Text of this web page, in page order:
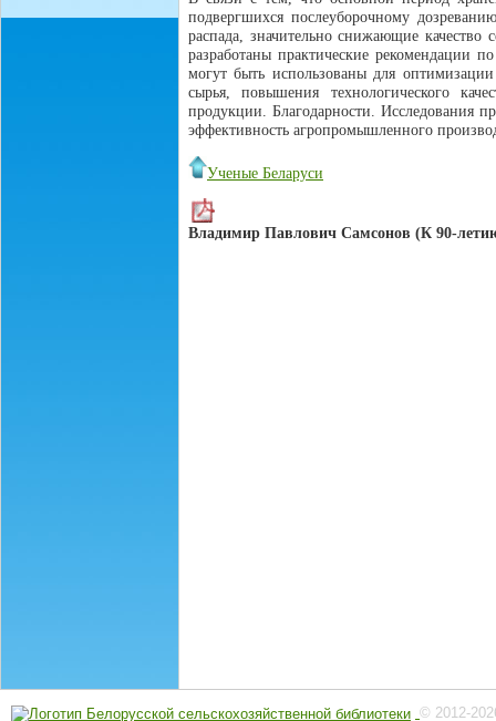
подвергшихся послеуборочному
распада, значительно снижающие
разработаны практические рекомендации
могут быть использованы для
сырья, повышения технологического
продукции. Благодарности. Исследования
эффективность агропромышленного
Ученые Беларуси
Владимир Павлович Самсонов (К 90-
© 2012-